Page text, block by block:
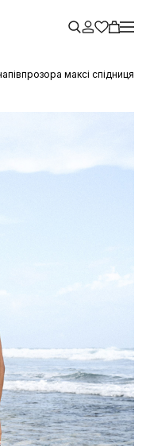
максі спідниця